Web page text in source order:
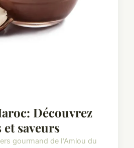
Découvrez
et saveurs
gourmand de l'Amlou du